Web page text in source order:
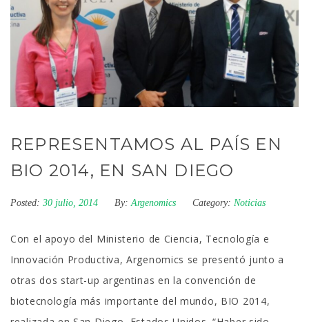
REPRESENTAMOS AL PAÍS EN
BIO 2014, EN SAN DIEGO
Posted: 30 julio, 2014 By: Argenomics Category: Noticias
Con el apoyo del Ministerio de Ciencia, Tecnología e
Innovación Productiva, Argenomics se presentó junto a
otras dos start-up argentinas en la convención de
biotecnología más importante del mundo, BIO 2014,